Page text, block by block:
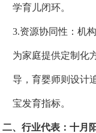
学育儿闭环。
3.资源协同性：机
为家庭提供定制化
导，育婴师则设计
宝发育指标。
二、行业代表：十月